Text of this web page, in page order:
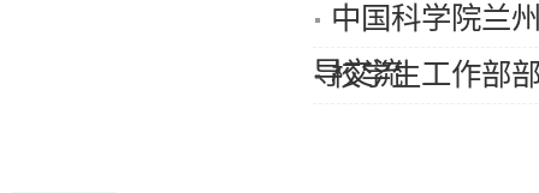
中国科学院兰
导交流
校学生工作部